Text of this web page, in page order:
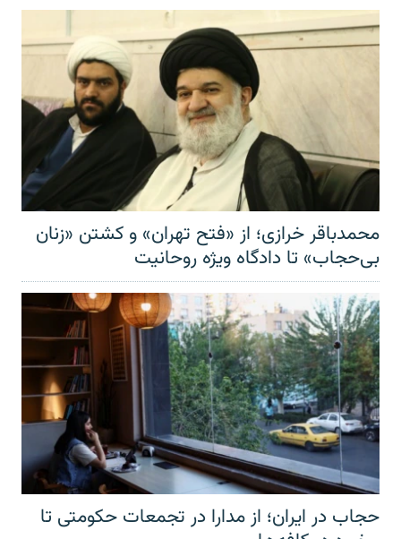
محمدباقر خرازی؛ از «فتح تهران» و کشتن «زنان
بی‌حجاب» تا دادگاه ویژه روحانیت
حجاب در ایران؛ از مدارا در تجمعات حکومتی تا